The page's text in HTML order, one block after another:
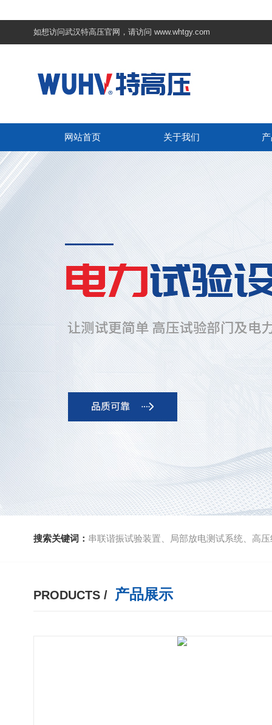
如想访问武汉特高压官网，请访问 www.whtgy.com
网站首页 关于我们
搜索关键词： 串联谐振试验装置、局部放电测试系统、高压
PRODUCTS / 产品展示